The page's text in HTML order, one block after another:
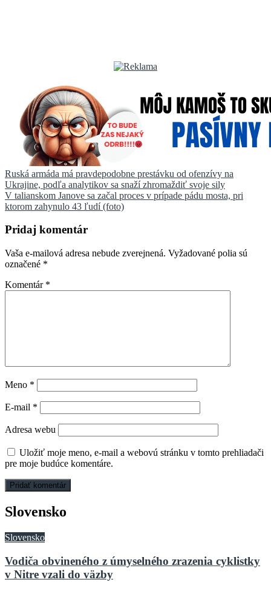
Navigácia
v
článku
Ruská armáda má pravdepodobne prestávku od ofenzívy na
Ukrajine, podľa analytikov sa snaží zhromaždiť svoje sily
V talianskom Janove sa začal proces v prípade pádu mosta, pri
ktorom zahynulo 43 ľudí (foto)
Pridaj komentár
Vaša e-mailová adresa nebude zverejnená. Vyžadované polia sú
označené *
Komentár *
Meno *
E-mail *
Adresa webu
Uložiť moje meno, e-mail a webovú stránku v tomto prehliadači
pre moje budúce komentáre.
Slovensko
Slovensko
Vodiča obvineného z úmyselného zrazenia cyklistky
v Nitre vzali do väzby